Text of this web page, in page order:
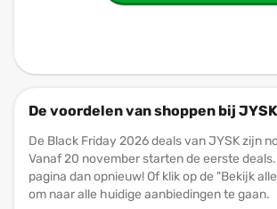
De voordelen van shoppen bij JYSK
De Black Friday 2026 deals van JYSK zijn
Vanaf 20 november starten de eerste
pagina dan opnieuw! Of klik op de "Bekijk
om naar alle huidige aanbiedingen te gaan.